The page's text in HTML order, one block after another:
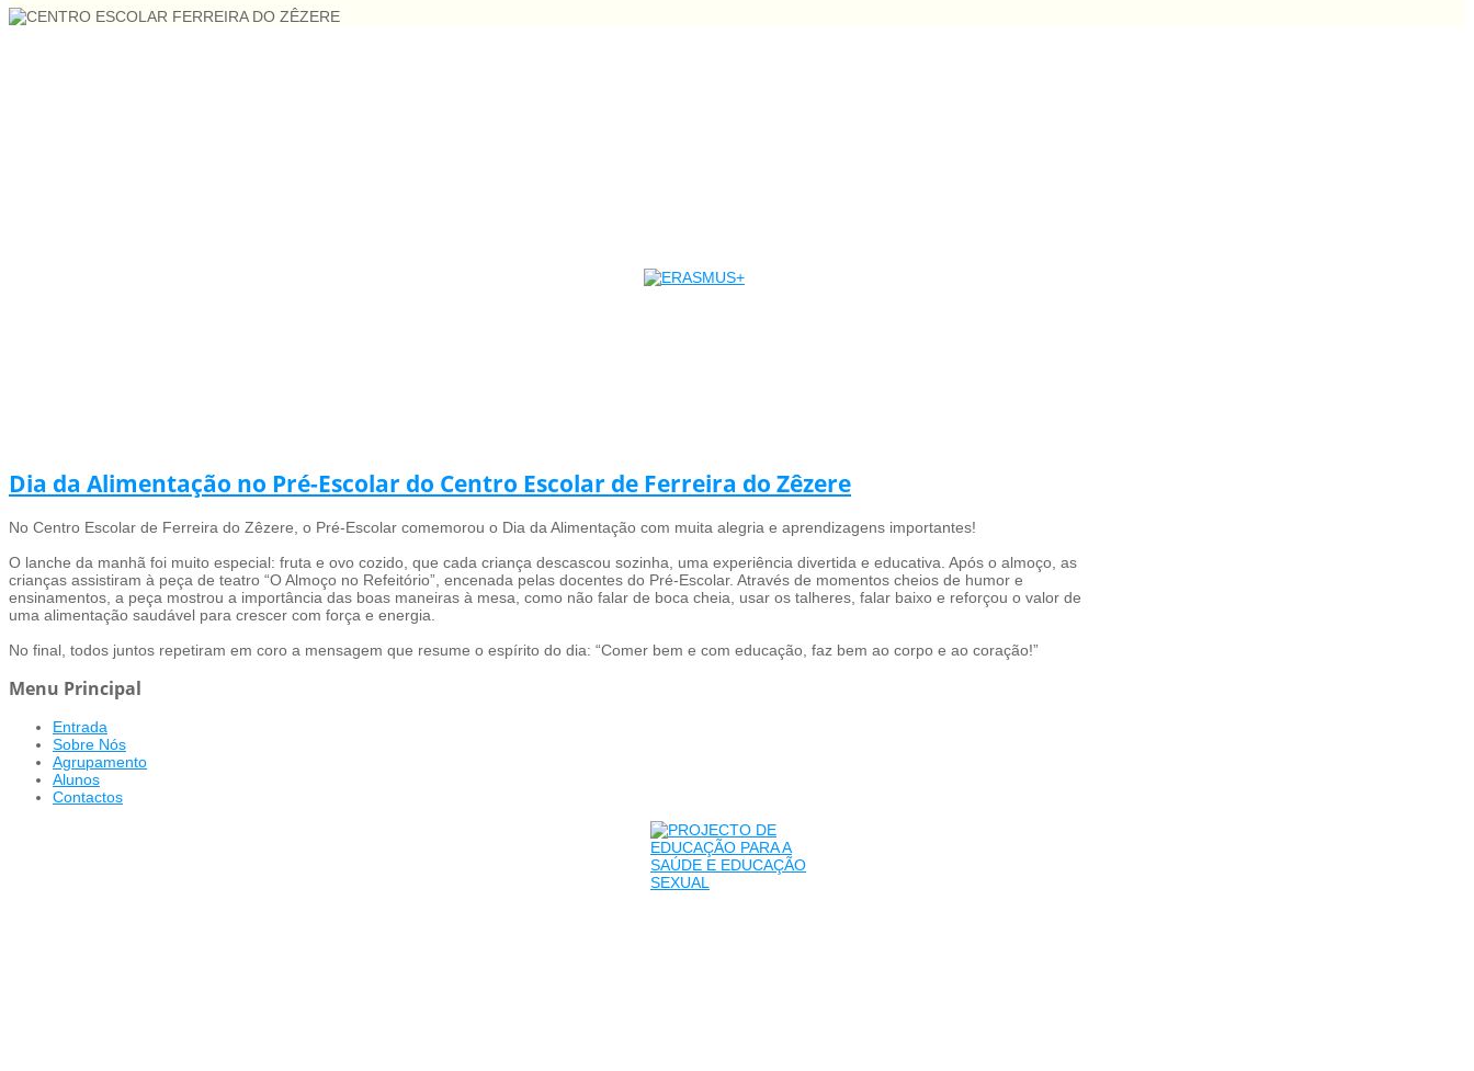
Dia da Alimentação no Pré-Escolar do Centro Escolar de Ferreira do Zêzere
No Centro Escolar de Ferreira do Zêzere, o Pré-Escolar comemorou o Dia da Alimentação com muita alegria e aprendizagens importantes!
O lanche da manhã foi muito especial: fruta e ovo cozido, que cada criança descascou sozinha, uma experiência divertida e educativa. Após o almoço, as
crianças assistiram à peça de teatro “O Almoço no Refeitório”, encenada pelas docentes do Pré-Escolar. Através de momentos cheios de humor e
ensinamentos, a peça mostrou a importância das boas maneiras à mesa, como não falar de boca cheia, usar os talheres, falar baixo e reforçou o valor de
uma alimentação saudável para crescer com força e energia.
No final, todos juntos repetiram em coro a mensagem que resume o espírito do dia: “Comer bem e com educação, faz bem ao corpo e ao coração!”
Menu Principal
Entrada
Sobre Nós
Agrupamento
Alunos
Contactos